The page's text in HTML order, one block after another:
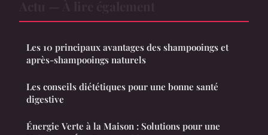
Les 10 principaux avantages des shampooings et
après-shampooings naturels
Les conseils diététiques pour une bonne santé
digestive
Énergie Verte à la Maison : Solutions pour une